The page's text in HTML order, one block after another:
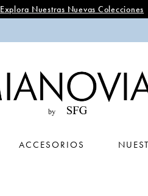
Explora Nuestras Nuevas Colecciones
ACCESORIOS